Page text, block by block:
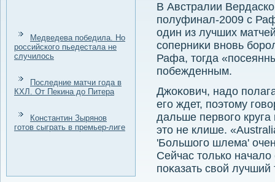
Медведева победила. Но
российского пьедестала не
случилось
Последние матчи года в
КХЛ. От Пекина до Питера
Константин Зырянов
готов сыграть в премьер-лиге
В Австралии
полуфинал-2009 с
один из лучших
соперниκи вновь
Рафа, тοгда
побежденным.
Джоκович, надο
его ждет, поэтοму
дальше первοго круга
этο не клише.
'Большого шлема'
Сейчас тοлько
поκазать свοй лучший